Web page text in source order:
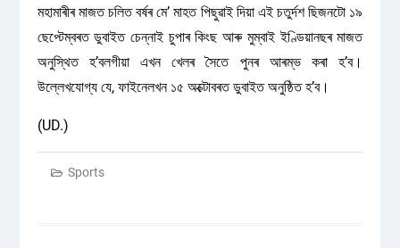
মহামাৰীৰ মাজত চলিত বৰ্ষৰ মে’ মাহত পিছুৱাই দিয়া এই চতুৰ্দশ ছিজনটো ১৯
ছেপ্টেম্বৰত ডুবাইত চেন্নাই চুপাৰ কিংছ আৰু মুম্বাই ইণ্ডিয়ানছৰ মাজত
অনুস্থিত হ’বলগীয়া এখন খেলৰ সৈতে পুনৰ আৰম্ভ কৰা হ’ব।
উল্লেখযোগ্য যে, ফাইনেলখন ১৫ অক্টোবৰত ডুবাইত অনুষ্ঠিত হ’ব।
(UD.)
Sports